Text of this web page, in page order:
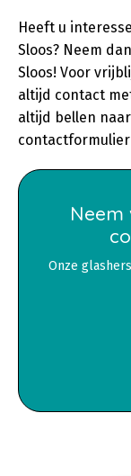
Heeft u
Sloos? Neem
Sloos! Voor
altijd contact
altijd bellen naar
Neem
Onze